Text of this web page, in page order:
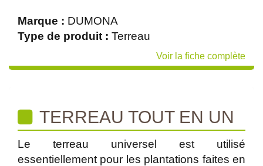
Marque : DUMONA
Type de produit : Terreau
Voir la fiche complète
TERREAU TOUT EN UN
Le terreau universel est utilisé
essentiellement pour les plantations faites en